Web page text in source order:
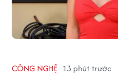
CÔNG NGHỆ 13 phút trước